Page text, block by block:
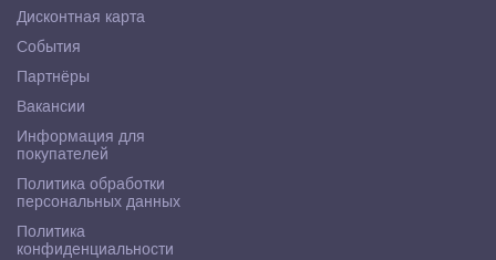
Дисконтная карта
События
Партнёры
Вакансии
Информация для
покупателей
Политика обработки
персональных данных
Политика
конфиденциальности